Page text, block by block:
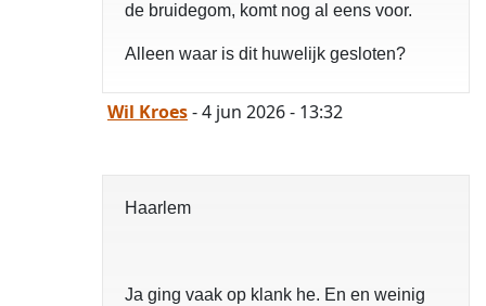
de bruidegom, komt nog al eens voor.
Alleen waar is dit huwelijk gesloten?
Wil Kroes- 4 jun 2026 - 13:32
Haarlem
Ja ging vaak op klank he. En en weinig